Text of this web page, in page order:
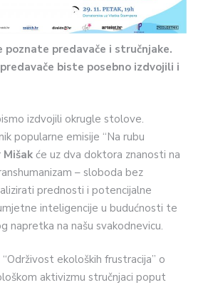
poznate predavače i stručnjake.
biste posebno izdvojili i
izdvojili okrugle stolove.
popularne emisije “Na rubu
Mišakće uz dva doktora znanosti na
– sloboda bez
prednosti i potencijalne
inteligencije u budućnosti te
napretka na našu svakodnevicu.
ekoloških frustracija” o
aktivizmu stručnjaci poput